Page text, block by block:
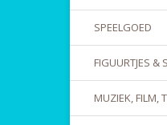
SPEELGOED
FIGUURTJES &
MUZIEK, FILM,